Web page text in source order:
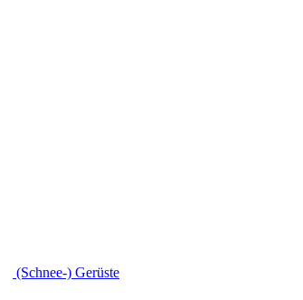
(Schnee-) Gerüste